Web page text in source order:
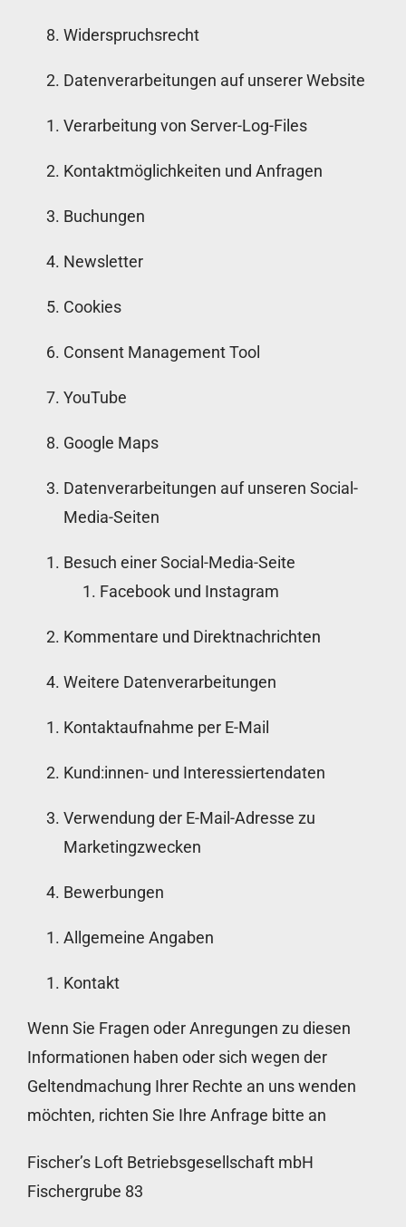
Widerspruchsrecht
Datenverarbeitungen auf unserer Website
Verarbeitung von Server-Log-Files
Kontaktmöglichkeiten und Anfragen
Buchungen
Newsletter
Cookies
Consent Management Tool
YouTube
Google Maps
Datenverarbeitungen auf unseren Social-
Media-Seiten
Besuch einer Social-Media-Seite
Facebook und Instagram
Kommentare und Direktnachrichten
Weitere Datenverarbeitungen
Kontaktaufnahme per E-Mail
Kund:innen- und Interessiertendaten
Verwendung der E-Mail-Adresse zu
Marketingzwecken
Bewerbungen
Allgemeine Angaben
Kontakt
Wenn Sie Fragen oder Anregungen zu diesen
Informationen haben oder sich wegen der
Geltendmachung Ihrer Rechte an uns wenden
möchten, richten Sie Ihre Anfrage bitte an
Fischer’s Loft Betriebsgesellschaft mbH
Fischergrube 83